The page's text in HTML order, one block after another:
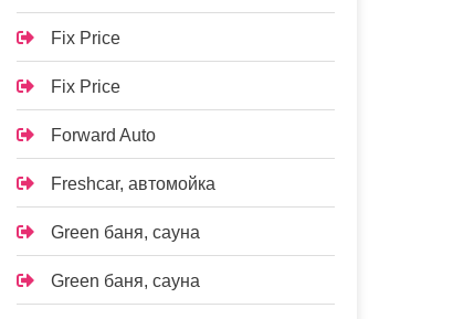
Fix Price
Fix Price
Forward Auto
Freshcar, автомойка
Green баня, сауна
Green баня, сауна